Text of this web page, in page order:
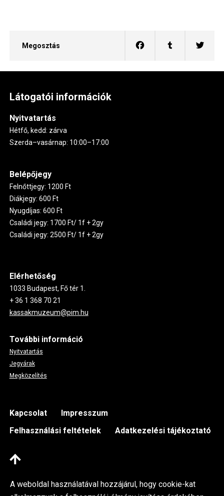
Megosztás
Látogatói információk
Nyitvatartás
Hétfő, kedd: zárva
Szerda–vasárnap: 10:00–17:00
Belépőjegy
Felnőttjegy: 1200 Ft
Diákjegy: 600 Ft
Nyugdíjas: 600 Ft
Családi jegy: 1700 Ft/ 1f + 2gy
Családi jegy: 2500 Ft/ 1f + 2gy
Elérhetőség
1033 Budapest, Fő tér 1.
+ 36 1 368 70 21
kassakmuzeum@pim.hu
További információ
Nyitvatartás
Jegyárak
Megközelítés
Footer
Kapcsolat
Impresszum
Felhasználási feltételek
Adatkezelési tájékoztató
A weboldal használatával hozzájárul, hogy cookie-kat